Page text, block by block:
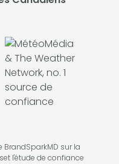
BrandSparkMD sur la
l'étude de confiance